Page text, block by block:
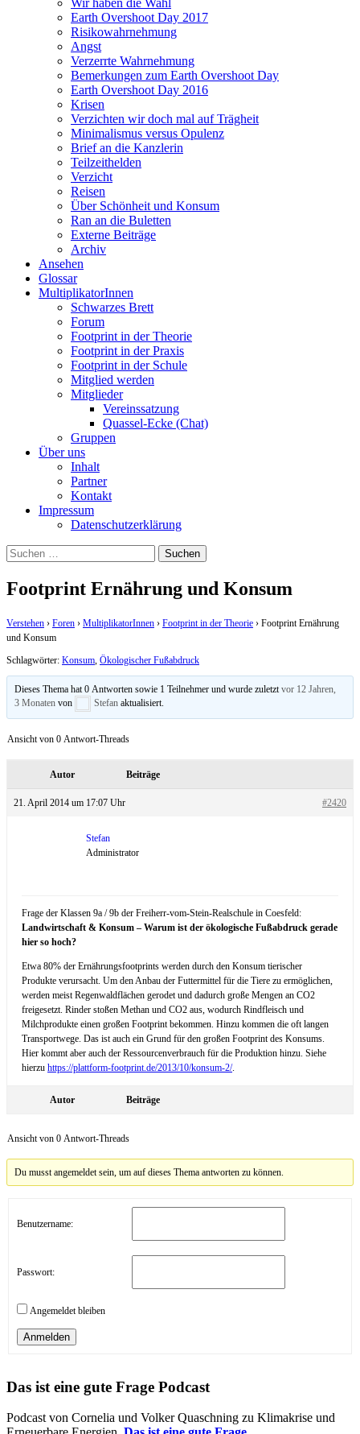
Earth Overshoot Day 2017
Risikowahrnehmung
Angst
Verzerrte Wahrnehmung
Bemerkungen zum Earth Overshoot Day
Earth Overshoot Day 2016
Krisen
Verzichten wir doch mal auf Trägheit
Minimalismus versus Opulenz
Brief an die Kanzlerin
Teilzeithelden
Verzicht
Reisen
Über Schönheit und Konsum
Ran an die Buletten
Externe Beiträge
Archiv
Ansehen
Glossar
MultiplikatorInnen
Schwarzes Brett
Forum
Footprint in der Theorie
Footprint in der Praxis
Footprint in der Schule
Mitglied werden
Mitglieder
Vereinssatzung
Quassel-Ecke (Chat)
Gruppen
Über uns
Inhalt
Partner
Kontakt
Impressum
Datenschutzerklärung
Suchen
nach:
Footprint Ernährung und Konsum
Verstehen › Foren › MultiplikatorInnen › Footprint in der Theorie › Footprint Ernährung
und Konsum
Schlagwörter: Konsum Ökologischer Fußabdruck
Dieses Thema hat 0 Antworten sowie 1 Teilnehmer und wurde zuletztvor 12 Jahren,
3 Monaten von Stefan aktualisiert.
Ansicht von 0 Antwort-Threads
Autor Beiträge
21. April 2014 um 17:07 Uhr #2420
Stefan
Administrator
Frage der Klassen 9a / 9b der Freiherr-vom-Stein-Realschule in Coesfeld:
Landwirtschaft & Konsum – Warum ist der ökologische Fußabdruck gerade
hier so hoch?
Etwa 80% der Ernährungsfootprints werden durch den Konsum tierischer
Produkte verursacht. Um den Anbau der Futtermittel für die Tiere zu ermöglichen,
werden meist Regenwaldflächen gerodet und dadurch große Mengen an CO2
freigesetzt. Rinder stoßen Methan und CO2 aus, wodurch Rindfleisch und
Milchprodukte einen großen Footprint bekommen. Hinzu kommen die oft langen
Transportwege. Das ist auch ein Grund für den großen Footprint des Konsums.
Hier kommt aber auch der Ressourcenverbrauch für die Produktion hinzu. Siehe
hierzu https://plattform-footprint.de/2013/10/konsum-2/.
Autor Beiträge
Ansicht von 0 Antwort-Threads
Du musst angemeldet sein, um auf dieses Thema antworten zu können.
Benutzername:
Passwort:
Angemeldet bleiben
Anmelden
Das ist eine gute Frage Podcast
Podcast von Cornelia und Volker Quaschning zu Klimakrise und